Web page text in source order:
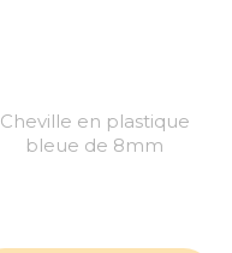
Cheville en plastique
bleue de 8mm